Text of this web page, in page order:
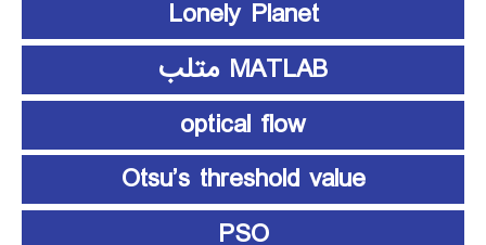
Lonely Planet
MATLAB متلب
optical flow
Otsu’s threshold value
PSO